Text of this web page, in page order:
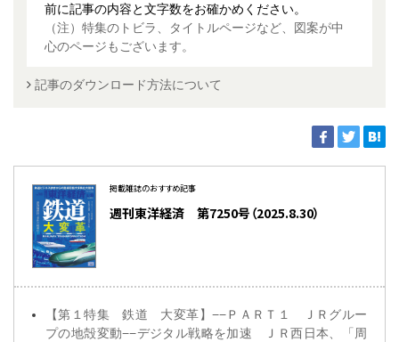
前に記事の内容と文字数をお確かめください。
（注）特集のトビラ、タイトルページなど、図案が中
心のページもございます。
記事のダウンロード方法について
掲載雑誌のおすすめ記事
週刊東洋経済 第7250号（2025.8.30）
【第１特集 鉄道 大変革】−−ＰＡＲＴ１ ＪＲグルー
プの地殻変動−−デジタル戦略を加速 ＪＲ西日本、「周